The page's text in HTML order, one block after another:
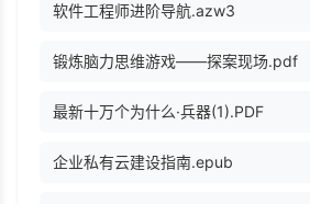
软件工程师进阶导航.azw3
锻炼脑力思维游戏——探案现场.pdf
最新十万个为什么·兵器(1).PDF
企业私有云建设指南.epub